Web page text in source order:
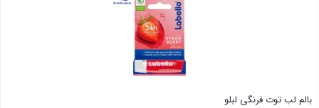
بالم لب توت فرنگی لبلو